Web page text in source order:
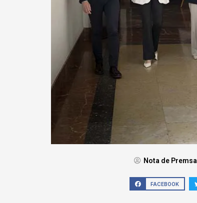
Nota de Premsa
FACEBOOK